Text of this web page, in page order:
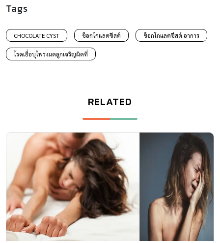
Tags
CHOCOLATE CYST ช็อกโกแลตซีสต์ ช็อกโกแลตซีสต์ อาการ
โรคเยื่อบุโพรงมดลูกเจริญผิดที่
RELATED